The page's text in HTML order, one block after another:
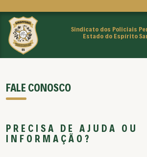
Sindicato dos Policiais
Estado do Espírito
FALE CONOSCO
PRECISA DE AJUDA OU
INFORMAÇÃO?